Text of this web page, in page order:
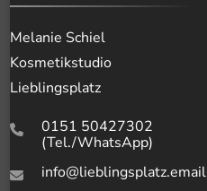
Melanie Schiel
Kosmetikstudio
Lieblingsplatz
0151 50427302
(Tel./WhatsApp)
info@lieblingsplatz.email